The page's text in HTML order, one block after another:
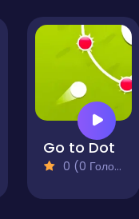
Go to Dot
0 (0 Голосів)